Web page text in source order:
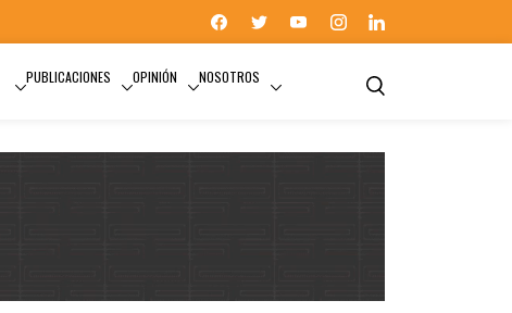
PUBLICACIONES OPINIÓN NOSOTROS